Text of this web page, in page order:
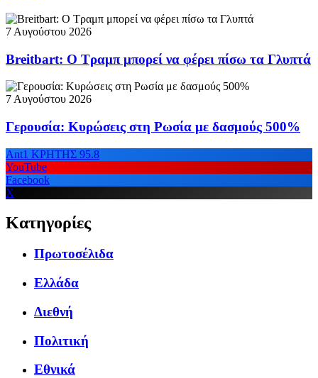
7 Αυγούστου 2026
Breitbart: Ο Τραμπ μπορεί να φέρει πίσω τα Γλυπτά
7 Αυγούστου 2026
Γερουσία: Κυρώσεις στη Ρωσία με δασμούς 500%
Ant1 ΚΡΗΤΗΣ 95.8
YouTube
Facebook
X
Κατηγορίες
Πρωτοσέλιδα
Ελλάδα
Διεθνή
Πολιτική
Εθνικά